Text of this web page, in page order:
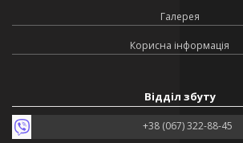
Галерея
Корисна інформація
Відділ збуту
+38 (067) 322-88-45